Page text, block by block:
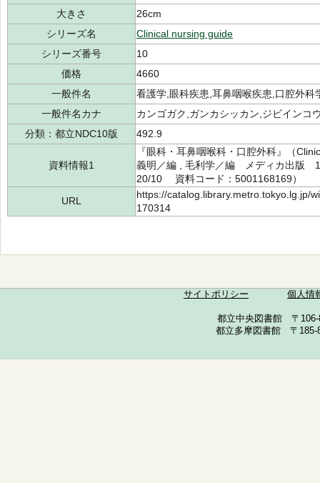
大きさ
26cm
シリーズ名
Clinical nursing guide
シリーズ番号
10
価格
4660
一般件名
看護学,眼科疾患,耳鼻咽喉疾患,口腔外科
一般件名カナ
カンゴガク,ガンカシッカン,ジビインコ
分類：都立NDC10版
492.9
資料情報1
『眼科・耳鼻咽喉科・口腔外科』（
義明／編 , 毛利学／編 メディカ出版
20/10 資料コード：5001168169）
URL
https://catalog.library.metro.tokyo.lg.jp/
170314
サイトポリシー 個人情
都立中央図書館 〒
都立多摩図書館 〒185-